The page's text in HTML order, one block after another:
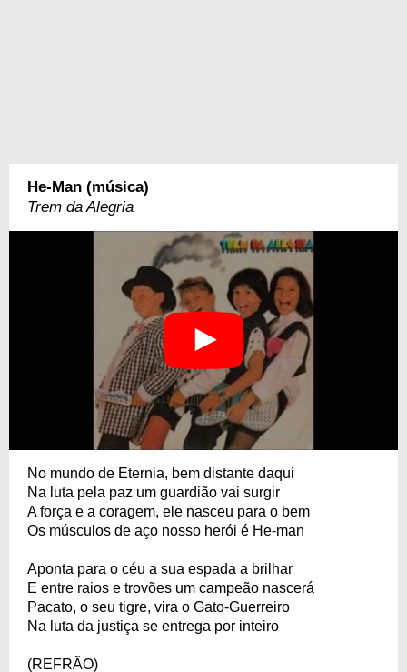
He-Man (música)
Trem da Alegria
No mundo de Eternia, bem distante daqui
Na luta pela paz um guardião vai surgir
A força e a coragem, ele nasceu para o bem
Os músculos de aço nosso herói é He-man
Aponta para o céu a sua espada a brilhar
E entre raios e trovões um campeão nascerá
Pacato, o seu tigre, vira o Gato-Guerreiro
Na luta da justiça se entrega por inteiro
(REFRÃO)